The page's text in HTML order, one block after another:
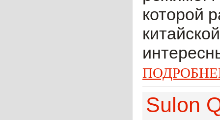
которой
Sulon